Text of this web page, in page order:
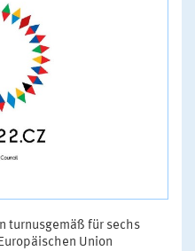
turnusgemäß für sechs
Union